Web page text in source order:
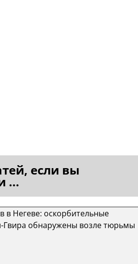
если вы
...